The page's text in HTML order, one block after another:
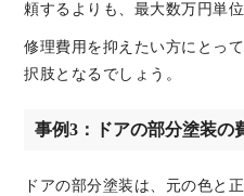
頼するよりも、最大数万円単
修理費用を抑えたい方にとっ
択肢となるでしょう。
事例3：ドアの部分塗装の
ドアの部分塗装は、元の色と